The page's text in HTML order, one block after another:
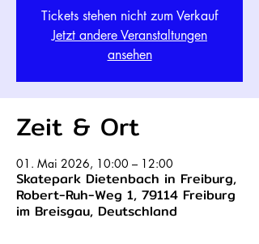
Tickets stehen nicht zum Verkauf
Jetzt andere Veranstaltungen
ansehen
Zeit & Ort
01. Mai 2026, 10:00 – 12:00
Skatepark Dietenbach in Freiburg,
Robert-Ruh-Weg 1, 79114 Freiburg
im Breisgau, Deutschland